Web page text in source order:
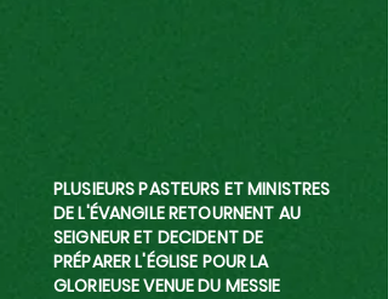
PLUSIEURS PASTEURS ET MINISTRES
DE L'ÉVANGILE RETOURNENT AU
SEIGNEUR ET DECIDENT DE
PRÉPARER L'ÉGLISE POUR LA
GLORIEUSE VENUE DU MESSIE